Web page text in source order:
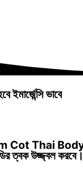
ইমার্জেন্সি ভাবে
Cot Thai
ত্বক উজ্জ্বল করবে।